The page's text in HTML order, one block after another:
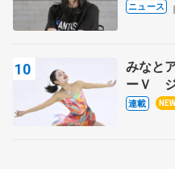
ト
ニュース
みなと
ーＶ ジ
田麻央
連載 NEW